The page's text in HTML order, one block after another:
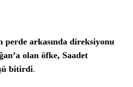
perde arkasında direksiyonu
olan öfke, Saadet
bitirdi.